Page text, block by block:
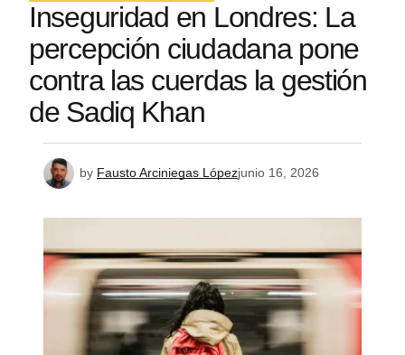
Inseguridad en Londres: La
percepción ciudadana pone
contra las cuerdas la gestión
de Sadiq Khan
by Fausto Arciniegas Lópezjunio 16, 2026